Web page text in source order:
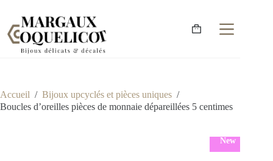
Accueil / Bijoux upcyclés et pièces uniques /
Boucles d’oreilles pièces de monnaie dépareillées 5 centimes
New